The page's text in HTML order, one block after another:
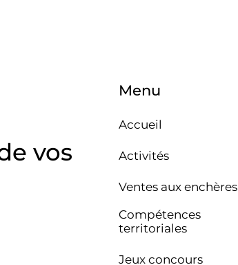
vos
Menu
Accueil
Activités
Ventes aux enchères
Compétences
territoriales
Jeux concours